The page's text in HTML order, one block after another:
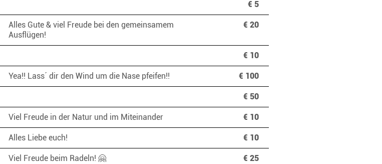
€ 5
€ 20
Alles Gute & viel Freude bei den gemeinsamem
Ausflügen!
€ 10
€ 100
Yea!! Lass´ dir den Wind um die Nase pfeifen!!
€ 50
€ 10
Viel Freude in der Natur und im Miteinander
€ 10
Alles Liebe euch!
€ 25
Viel Freude beim Radeln! 🤗